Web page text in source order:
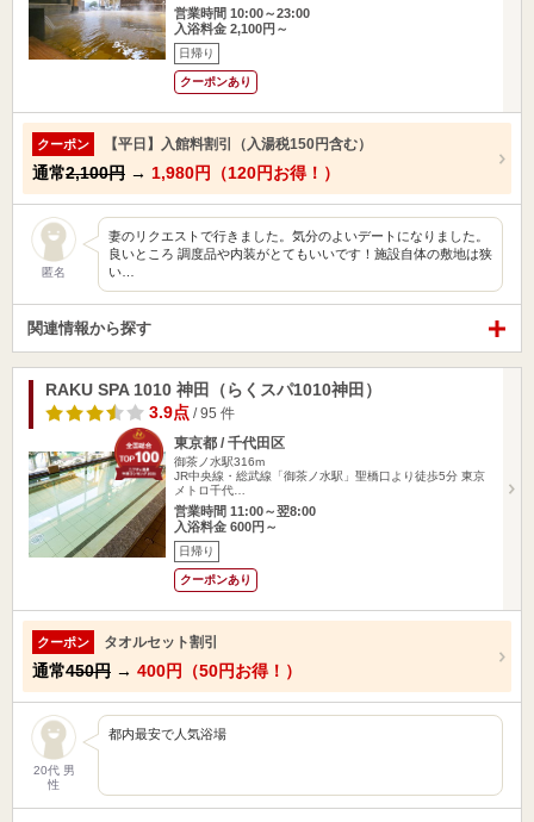
営業時間 10:00～23:00
入浴料金 2,100円～
日帰り
クーポンあり
クーポン 【平日】入館料割引（入湯税150円含む）
通常2,100円 → 1,980円（120円お得！）
匿名
妻のリクエストで行きました。気分のよいデートになりました。
良いところ 調度品や内装がとてもいいです！施設自体の敷地は狭
い…
関連情報から探す
RAKU SPA 1010 神田（らくスパ1010神田）
3.9点 / 95 件
東京都 / 千代田区
御茶ノ水駅316m
JR中央線・総武線「御茶ノ水駅」聖橋口より徒歩5分 東京
メトロ千代…
営業時間 11:00～翌8:00
入浴料金 600円～
日帰り
クーポンあり
クーポン タオルセット割引
通常450円 → 400円（50円お得！）
20代 男
性
都内最安で人気浴場